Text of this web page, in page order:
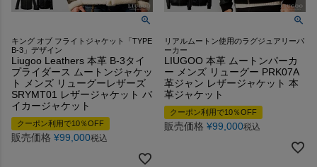
キング オブ フライトジャケット「TYPE
B-3」デザイン
Liugoo Leathers 本革 B-3タイ
プライダース ムートンジャケッ
ト メンズ リューグーレザーズ
SRYMT01 レザージャケット バ
イカージャケット
クーポン利用で10％OFF
販売価格 ¥99,000税込
リアルムートン使用のラグジュアリーパ
ーカー
LIUGOO 本革 ムートンパーカ
ー メンズ リューグー PRK07A
革ジャン レザージャケット 本
革ジャケット
クーポン利用で10％OFF
販売価格 ¥99,000税込